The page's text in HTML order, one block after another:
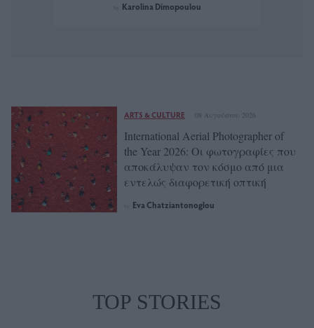
Karolina Dimopoulou
ARTS & CULTURE 08 Αυγούστου 2026
International Aerial Photographer of
the Year 2026: Οι φωτογραφίες που
αποκάλυψαν τον κόσμο από μια
εντελώς διαφορετική οπτική
Eva Chatziantonoglou
TOP STORIES